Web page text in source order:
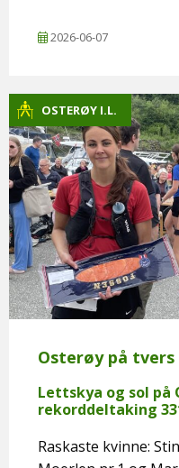
2026-06-07
OSTERØY I.L.
Osterøy på tvers
Lettskya og sol på
rekorddeltaking
Raskaste kvinne: